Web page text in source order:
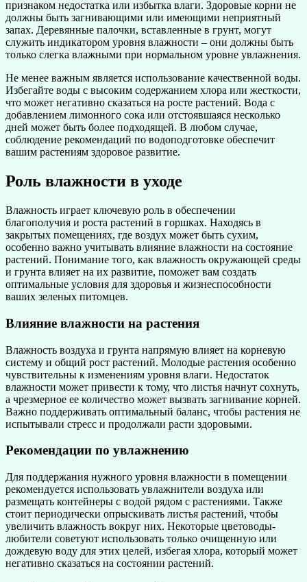
признаком недостатка или избытка влаги. Здоровые корни не
должны быть загнивающими или имеющими неприятный
запах. Деревянные палочки, вставленные в грунт, могут
служить индикатором уровня влажности – они должны быть
только слегка влажными при нормальном уровне увлажнения.
Не менее важным является использование качественной воды.
Избегайте воды с высоким содержанием хлора или жесткости,
что может негативно сказаться на росте растений. Вода с
добавлением лимонного сока или отстоявшаяся несколько
дней может быть более подходящей. В любом случае,
соблюдение рекомендаций по водоподготовке обеспечит
вашим растениям здоровое развитие.
Роль влажности в уходе
Влажность играет ключевую роль в обеспечении
благополучия и роста растений в горшках. Находясь в
закрытых помещениях, где воздух может быть сухим,
особенно важно учитывать влияние влажности на состояние
растений. Понимание того, как влажность окружающей среды
и грунта влияет на их развитие, поможет вам создать
оптимальные условия для здоровья и жизнеспособности
ваших зеленых питомцев.
Влияние влажности на растения
Влажность воздуха и грунта напрямую влияет на корневую
систему и общий рост растений. Молодые растения особенно
чувствительны к изменениям уровня влаги. Недостаток
влажности может привести к тому, что листья начнут сохнуть,
а чрезмерное ее количество может вызвать загнивание корней.
Важно поддерживать оптимальный баланс, чтобы растения не
испытывали стресс и продолжали расти здоровыми.
Рекомендации по увлажнению
Для поддержания нужного уровня влажности в помещении
рекомендуется использовать увлажнители воздуха или
размещать контейнеры с водой рядом с растениями. Также
стоит периодически опрыскивать листья растений, чтобы
увеличить влажность вокруг них. Некоторые цветоводы-
любители советуют использовать только очищенную или
дождевую воду для этих целей, избегая хлора, который может
негативно сказаться на состоянии растений.